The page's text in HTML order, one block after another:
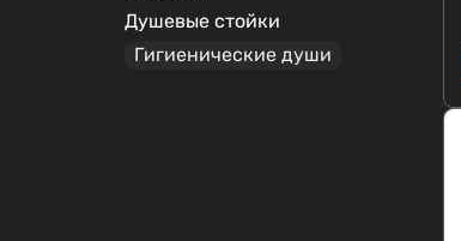
Душевые стойки
Гигиенические души